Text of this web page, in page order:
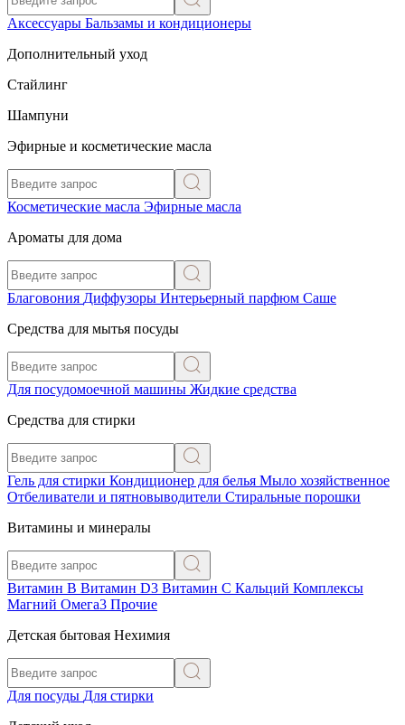
Аксессуары Бальзамы и кондиционеры
Дополнительный уход
Стайлинг
Шампуни
Эфирные и косметические масла
Косметические масла Эфирные масла
Ароматы для дома
Благовония Диффузоры Интерьерный парфюм Саше
Средства для мытья посуды
Для посудомоечной машины Жидкие средства
Средства для стирки
Гель для стирки Кондиционер для белья Мыло хозяйственное
Отбеливатели и пятновыводители Стиральные порошки
Витамины и минералы
Витамин В Витамин D3 Витамин С Кальций Комплексы
Магний Омега3 Прочие
Детская бытовая Нехимия
Для посуды Для стирки